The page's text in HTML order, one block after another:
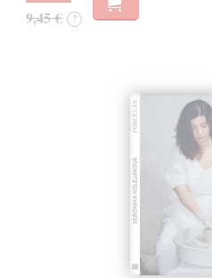
9,45 € ?